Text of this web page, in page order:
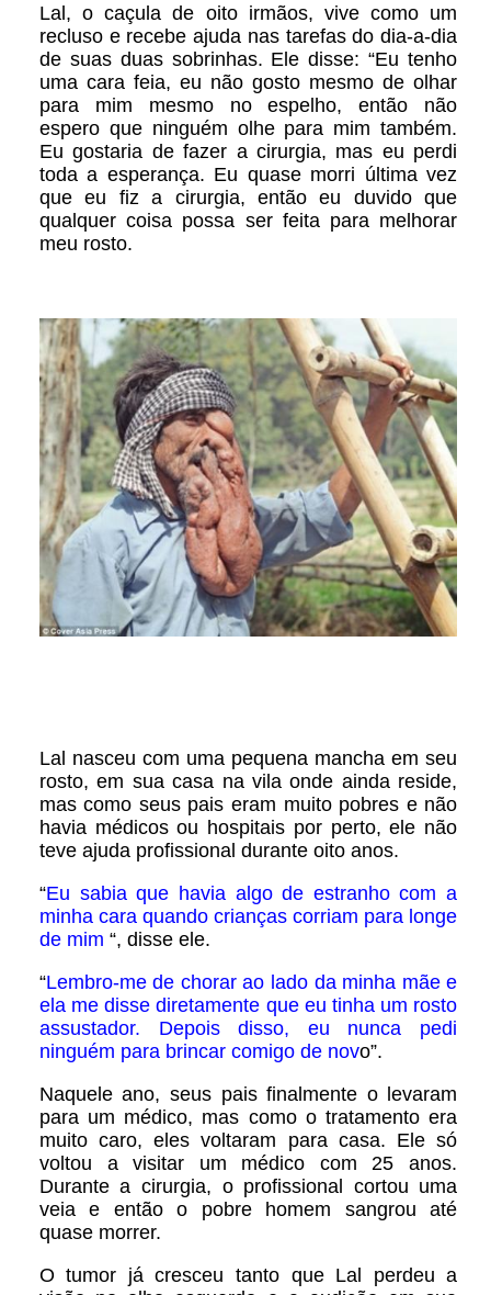
Lal, o caçula de oito irmãos, vive como um
recluso e recebe ajuda nas tarefas do dia-a-dia
de suas duas sobrinhas. Ele disse: “Eu tenho
uma cara feia, eu não gosto mesmo de olhar
para mim mesmo no espelho, então não
espero que ninguém olhe para mim também.
Eu gostaria de fazer a cirurgia, mas eu perdi
toda a esperança. Eu quase morri última vez
que eu fiz a cirurgia, então eu duvido que
qualquer coisa possa ser feita para melhorar
meu rosto.
Lal nasceu com uma pequena mancha em seu
rosto, em sua casa na vila onde ainda reside,
mas como seus pais eram muito pobres e não
havia médicos ou hospitais por perto, ele não
teve ajuda profissional durante oito anos.
“Eu sabia que havia algo de estranho com a
minha cara quando crianças corriam para longe
de mim “, disse ele.
“Lembro-me de chorar ao lado da minha mãe e
ela me disse diretamente que eu tinha um rosto
assustador. Depois disso, eu nunca pedi
ninguém para brincar comigo de novo”.
Naquele ano, seus pais finalmente o levaram
para um médico, mas como o tratamento era
muito caro, eles voltaram para casa. Ele só
voltou a visitar um médico com 25 anos.
Durante a cirurgia, o profissional cortou uma
veia e então o pobre homem sangrou até
quase morrer.
O tumor já cresceu tanto que Lal perdeu a